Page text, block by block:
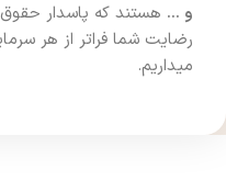
و … هستند که پاسدار
رضایت شما فراتر از هر
میداریم.